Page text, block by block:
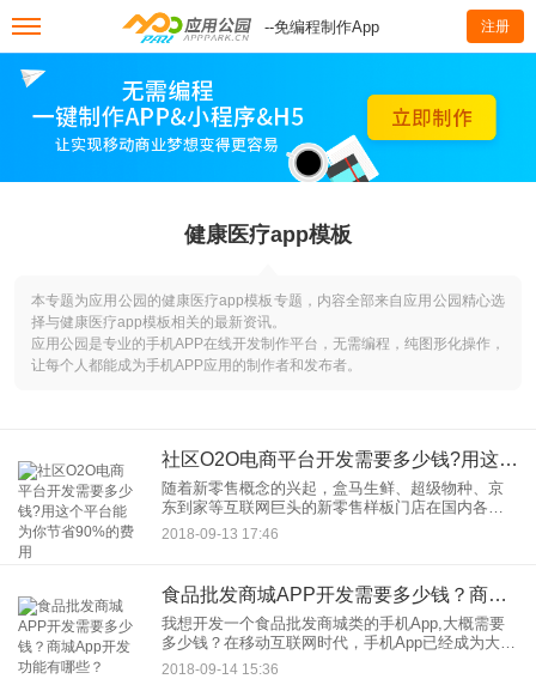
--免编程制作App 注册
健康医疗app模板
本专题为应用公园的健康医疗app模板专题，内容全部来自应用公园精心选
择与健康医疗app模板相关的最新资讯。
应用公园是专业的手机APP在线开发制作平台，无需编程，纯图形化操作，
让每个人都能成为手机APP应用的制作者和发布者。
社区O2O电商平台开发需要多少钱?用这个平台能为你节省90%的费用
随着新零售概念的兴起，盒马生鲜、超级物种、京
东到家等互联网巨头的新零售样板门店在国内各地
跑马圈地，开发社区O2O电商平台已名副其实成为
风口。在家就可以查看周边的商家服务，用手机下
2018-09-13 17:46
食品批发商城APP开发需要多少钱？商城App开发功能有哪些？
我想开发一个食品批发商城类的手机App,大概需要
多少钱？在移动互联网时代，手机App已经成为大的
流量入口，通过手机买东西已经成了日常生活的一
部分。对于食品批发商户来说，通过开发食品批发
2018-09-14 15:36